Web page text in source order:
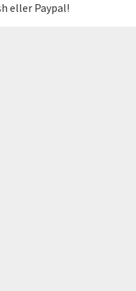
eller Paypal!